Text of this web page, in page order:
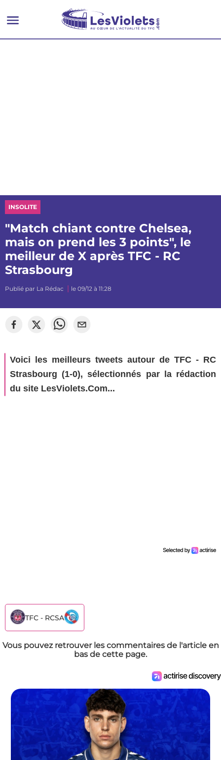
INSOLITE
"Match chiant contre Chelsea,
mais on prend les 3 points", le
meilleur de X après TFC - RC
Strasbourg
Publié par La Rédac le 09/12 à 11:28
Voici les meilleurs tweets autour de TFC - RC
Strasbourg (1-0), sélectionnés par la rédaction
du site LesViolets.Com...
TFC - RCSA
Vous pouvez retrouver les commentaires de l'article en
bas de cette page.